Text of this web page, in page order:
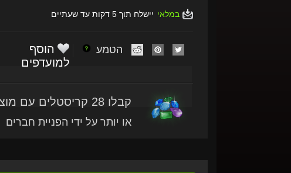
במלאי יישלח תוך 5 דקות עד שעתיים
הטמע
הוסף
למועדפים
קבלו 28 קריסטלים עם מוצר זה
או יותר על ידי הפניית חברים